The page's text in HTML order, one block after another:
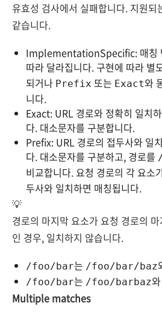
유효성 검사에서 실패합니다. 지원
같습니다.
ImplementationSpecific: 매칭
따라 달라집니다. 구현에 따라 별
되거나 Prefix 또는 Exact와
니다.
Exact: URL 경로와 정확히 일치
다. 대소문자를 구분합니다.
Prefix: URL 경로의 접두사와 일
다. 대소문자를 구분하고, 경로를
비교합니다. 요청 경로의 각 요소
두사와 일치하면 매칭됩니다.
💡
경로의 마지막 요소가 요청 경로의
인 경우, 일치하지 않습니다.
/foo/bar는 /foo/bar/baz
/foo/bar는 /foo/barbaz
Multiple matches